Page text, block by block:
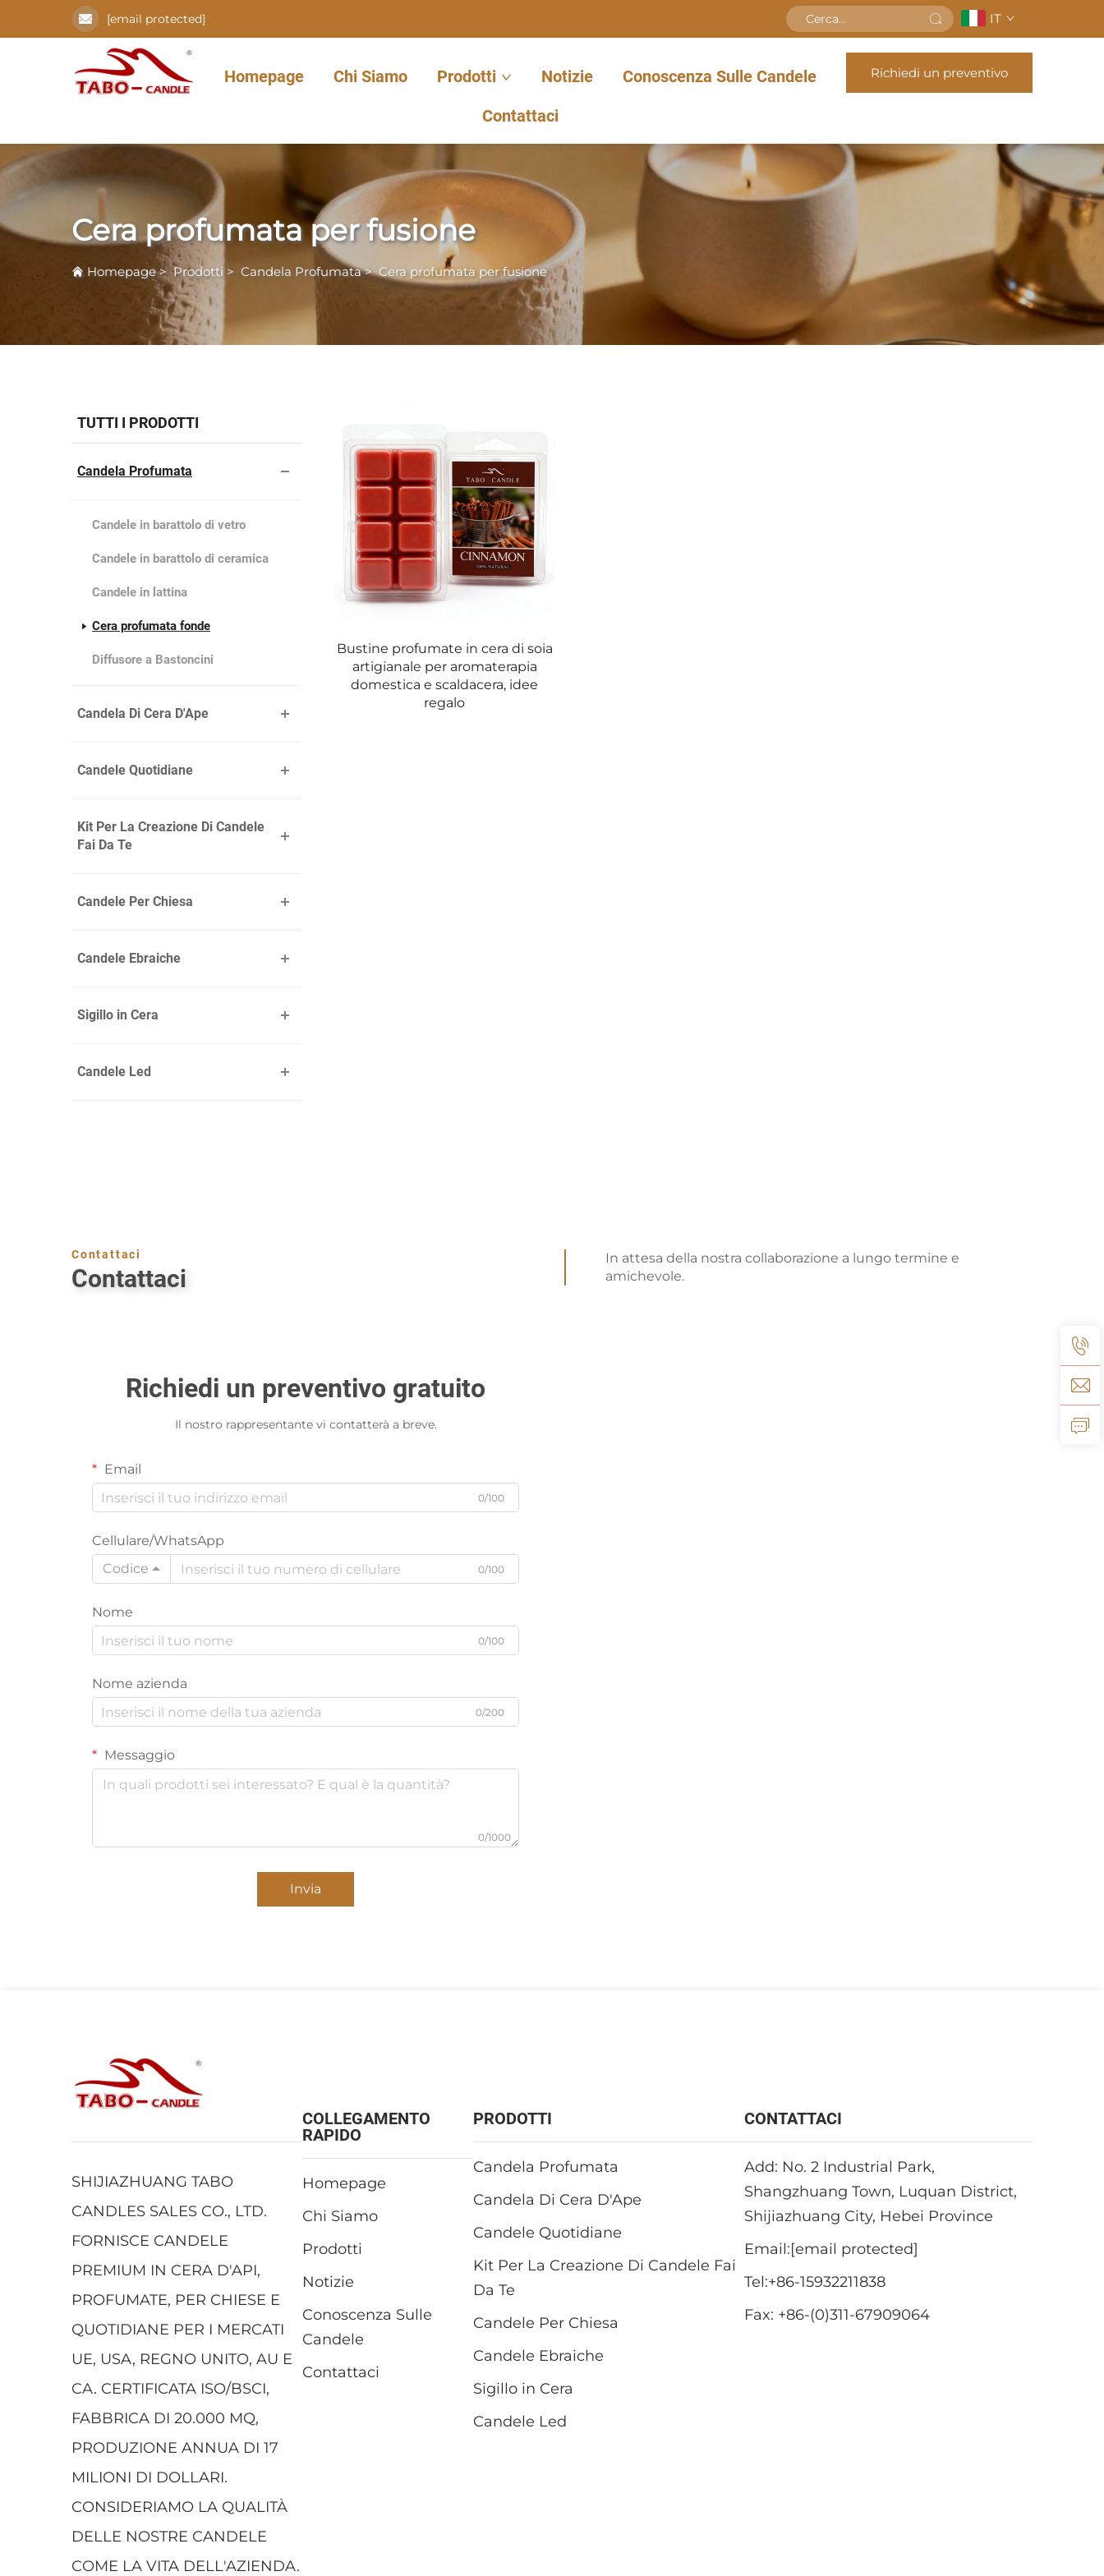
[email protected] IT
Homepage Chi Siamo Prodotti Notizie
Conoscenza Sulle Candele
Contattaci
Richiedi un preventivo
Cera profumata per fusione
Homepage>Prodotti > Candela Profumata>Cera profumata per fusione
TUTTI I PRODOTTI
Candela Profumata
Candele in barattolo di vetro
Candele in barattolo di ceramica
Candele in lattina
Cera profumata fonde
Diffusore a Bastoncini
Candela Di Cera D'Ape
Candele Quotidiane
Kit Per La Creazione Di Candele
Fai Da Te
Candele Per Chiesa
Candele Ebraiche
Sigillo in Cera
Candele Led
Bustine profumate in cera di soia
artigianale per aromaterapia
domestica e scaldacera, idee
regalo
Contattaci
Contattaci
In attesa della nostra collaborazione a lungo termine e
amichevole.
Richiedi un preventivo gratuito
Il nostro rappresentante vi contatterà a breve.
Email
0/100
Cellulare/WhatsApp
Codice
0/100
Nome
0/100
Nome azienda
0/200
Messaggio
0/1000
Invia
SHIJIAZHUANG TABO
CANDLES SALES CO., LTD.
FORNISCE CANDELE
PREMIUM IN CERA D'API,
PROFUMATE, PER CHIESE E
QUOTIDIANE PER I MERCATI
UE, USA, REGNO UNITO, AU E
CA. CERTIFICATA ISO/BSCI,
FABBRICA DI 20.000 MQ,
PRODUZIONE ANNUA DI 17
MILIONI DI DOLLARI.
CONSIDERIAMO LA QUALITÀ
DELLE NOSTRE CANDELE
COME LA VITA DELL'AZIENDA.
COLLEGAMENTO
RAPIDO
Homepage
Chi Siamo
Prodotti
Notizie
Conoscenza Sulle
Candele
Contattaci
PRODOTTI
Candela Profumata
Candela Di Cera D'Ape
Candele Quotidiane
Kit Per La Creazione Di Candele Fai
Da Te
Candele Per Chiesa
Candele Ebraiche
Sigillo in Cera
Candele Led
CONTATTACI
Add: No. 2 Industrial Park,
Shangzhuang Town, Luquan District,
Shijiazhuang City, Hebei Province
Email:[email protected]
Tel:+86-15932211838
Fax: +86-(0)311-67909064